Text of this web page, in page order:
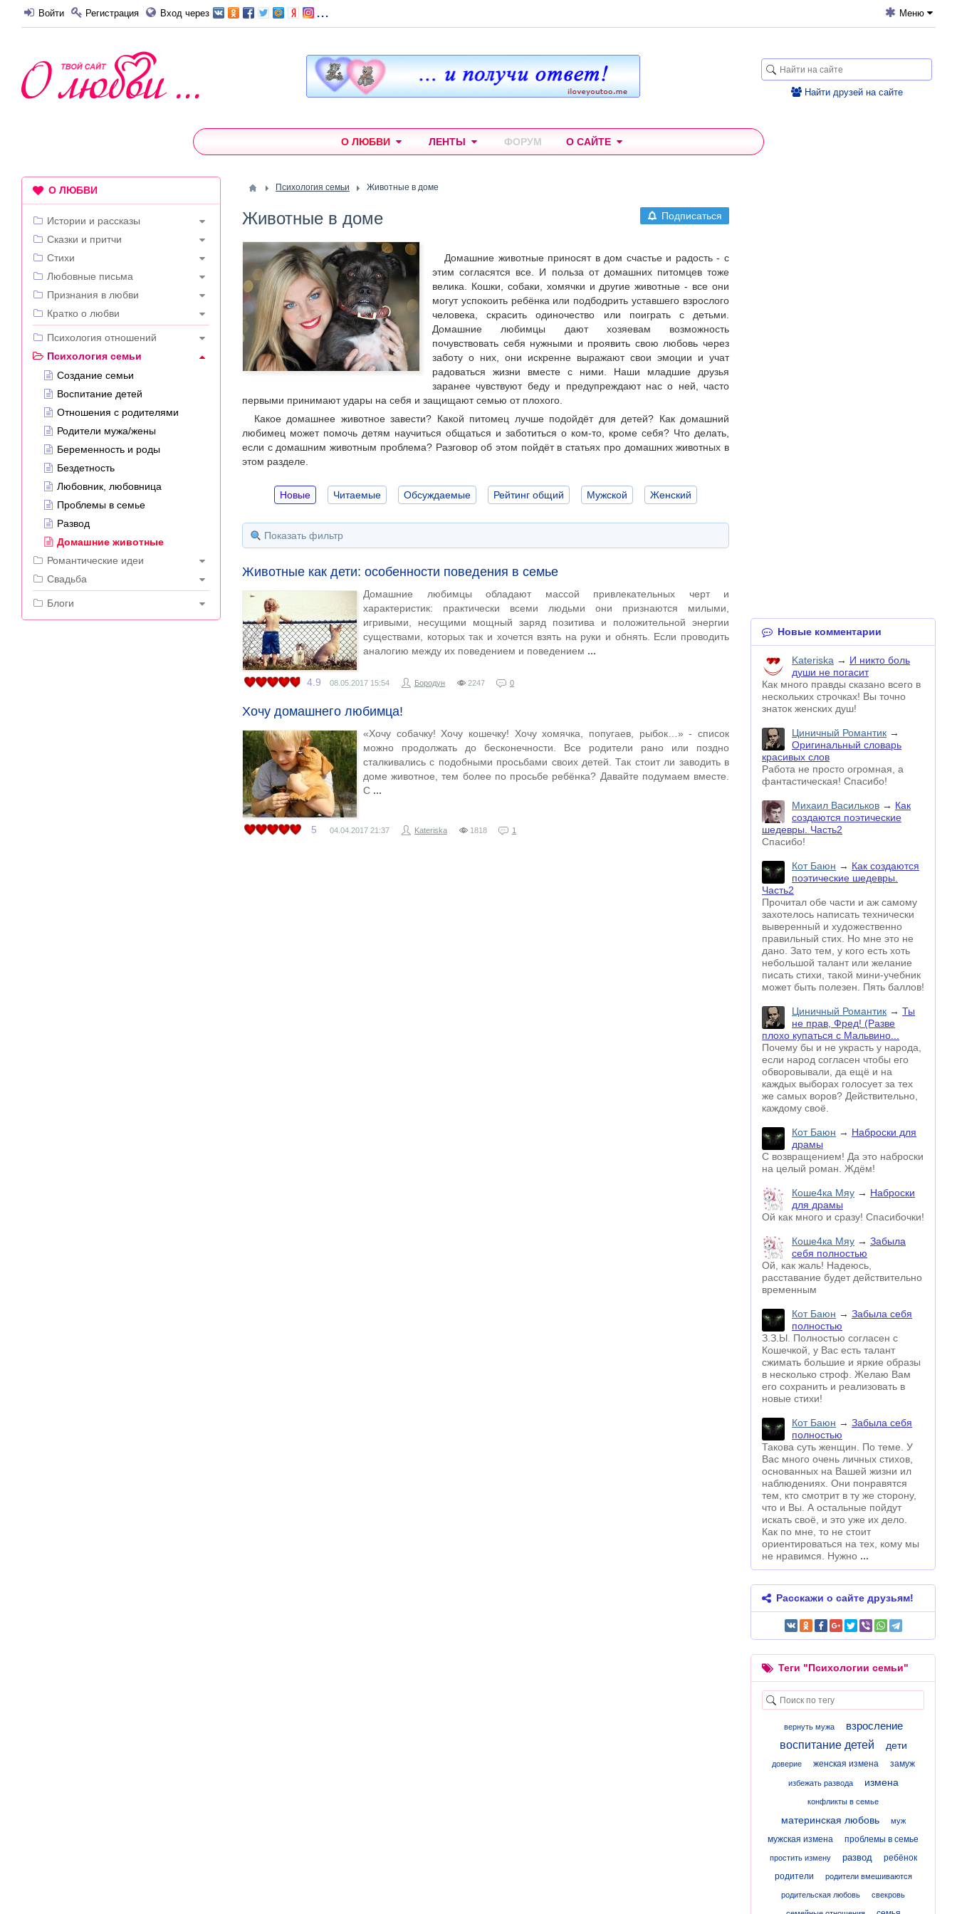
Войти Регистрация Вход через ... Меню
Найти друзей на сайте
О ЛЮБВИ ЛЕНТЫ ФОРУМ О САЙТЕ
Психология семьи Животные в доме
Подписаться
Животные в доме
Домашние животные приносят в дом счастье и радость - с
этим согласятся все. И польза от домашних питомцев тоже
велика. Кошки, собаки, хомячки и другие животные - все они
могут успокоить ребёнка или подбодрить уставшего взрослого
человека, скрасить одиночество или поиграть с детьми.
Домашние любимцы дают хозяевам возможность
почувствовать себя нужными и проявить свою любовь через
заботу о них, они искренне выражают свои эмоции и учат
радоваться жизни вместе с ними. Наши младшие друзья
заранее чувствуют беду и предупреждают нас о ней, часто
первыми принимают удары на себя и защищают семью от плохого.
Какое домашнее животное завести? Какой питомец лучше подойдёт для детей? Как домашний
любимец может помочь детям научиться общаться и заботиться о ком-то, кроме себя? Что делать,
если с домашним животным проблема? Разговор об этом пойдёт в статьях про домашних животных в
этом разделе.
Новые Читаемые Обсуждаемые Рейтинг общий Мужской Женский
Показать фильтр
Животные как дети: особенности поведения в семье
Домашние любимцы обладают массой привлекательных черт и
характеристик: практически всеми людьми они признаются милыми,
игривыми, несущими мощный заряд позитива и положительной энергии
существами, которых так и хочется взять на руки и обнять. Если проводить
аналогию между их поведением и поведением
4.9 08.05.2017 15:54 Бородун 2247 0
Хочу домашнего любимца!
«Хочу собачку! Хочу кошечку! Хочу хомячка, попугаев, рыбок…» - список
можно продолжать до бесконечности. Все родители рано или поздно
сталкивались с подобными просьбами своих детей. Так стоит ли заводить в
доме животное, тем более по просьбе ребёнка? Давайте подумаем вместе.
С
5 04.04.2017 21:37 Kateriska 1818 1
О ЛЮБВИ
Истории и рассказы
Сказки и притчи
Стихи
Любовные письма
Признания в любви
Кратко о любви
---
Психология отношений
Психология семьи
Создание семьи
Воспитание детей
Отношения с родителями
Родители мужа/жены
Беременность и роды
Бездетность
Любовник, любовница
Проблемы в семье
Развод
Домашние животные
Романтические идеи
Свадьба
---
Блоги
Новые комментарии
Kateriska → И никто боль
души не погасит
Как много правды сказано всего в
нескольких строчках! Вы точно
знаток женских душ!
Циничный Романтик →
Оригинальный словарь
красивых слов
Работа не просто огромная, а
фантастическая! Спасибо!
Михаил Васильков → Как
создаются поэтические
шедевры. Часть2
Спасибо!
Кот Баюн → Как создаются
поэтические шедевры.
Часть2
Прочитал обе части и аж самому
захотелось написать технически
выверенный и художественно
правильный стих. Но мне это не
дано. Зато тем, у кого есть хоть
небольшой талант или желание
писать стихи, такой мини-учебник
может быть полезен. Пять баллов!
Циничный Романтик → Ты
не прав, Фред! (Разве
плохо купаться с Мальвино...
Почему бы и не украсть у народа,
если народ согласен чтобы его
обворовывали, да ещё и на
каждых выборах голосует за тех
же самых воров? Действительно,
каждому своё.
Кот Баюн → Наброски для
драмы
С возвращением! Да это наброски
на целый роман. Ждём!
Коше4ка Мяу → Наброски
для драмы
Ой как много и сразу! Спасибочки!
Коше4ка Мяу → Забыла
себя полностью
Ой, как жаль! Надеюсь,
расставание будет действительно
временным
Кот Баюн → Забыла себя
полностью
З.З.Ы. Полностью согласен с
Кошечкой, у Вас есть талант
сжимать большие и яркие образы
в несколько строф. Желаю Вам
его сохранить и реализовать в
новые стихи!
Кот Баюн → Забыла себя
полностью
Такова суть женщин. По теме. У
Вас много очень личных стихов,
основанных на Вашей жизни ил
наблюдениях. Они понравятся
тем, кто смотрит в ту же сторону,
что и Вы. А остальные пойдут
искать своё, и это уже их дело.
Как по мне, то не стоит
ориентироваться на тех, кому мы
не нравимся. Нужно
Расскажи о сайте друзьям!
Теги "Психологии семьи"
вернуть мужа
взросление
воспитание детей
дети
доверие женская измена замуж
избежать развода измена
конфликты в семье
материнская любовь муж
мужская измена проблемы в семье
простить измену развод
ребёнок
родители
родители вмешиваются
родительская любовь свекровь